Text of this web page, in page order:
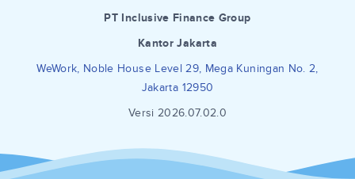
PT Inclusive Finance Group
Kantor Jakarta
WeWork, Noble House Level 29, Mega Kuningan No. 2,
Jakarta 12950
Versi 2026.07.02.0